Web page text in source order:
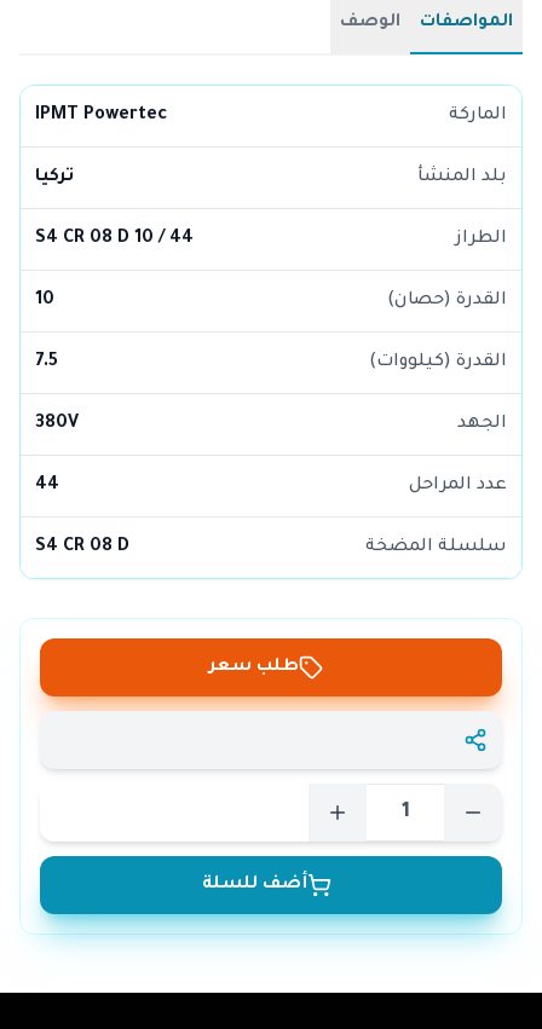
المواصفات الوصف
الماركة IPMT Powertec
بلد المنشأ تركيا
الطراز S4 CR 08 D 10 / 44
القدرة (حصان) 10
القدرة (كيلووات) 7.5
الجهد 380V
عدد المراحل 44
سلسلة المضخة S4 CR 08 D
طلب سعر
أضف للسلة